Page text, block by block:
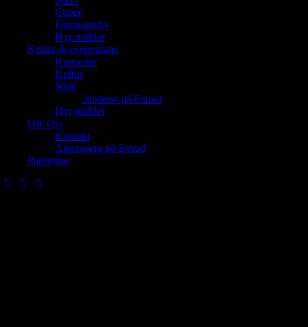
Cuper
Föreningsliv
Hyr möbler
Kultur & evenemang
Konserter
Kultur
Nöje
Julshow på Estrad
Hyr möbler
Om Oss
Kontakt
Annonsera på Estrad
Parkering